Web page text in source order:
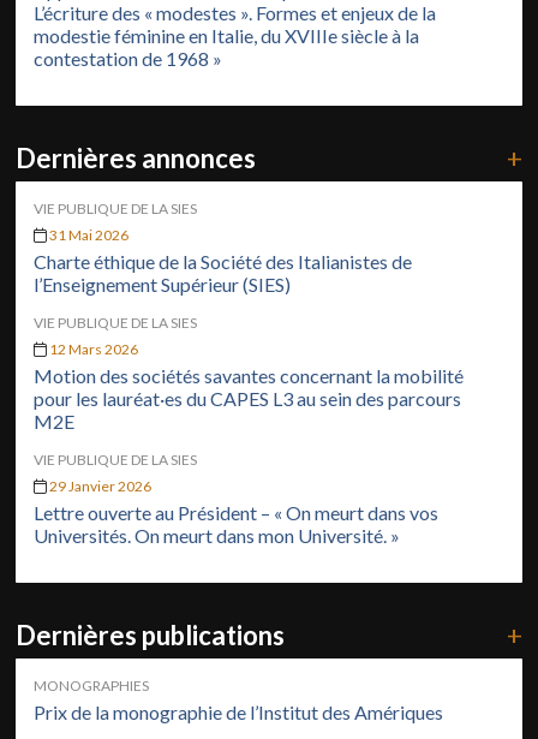
L’écriture des « modestes ». Formes et enjeux de la
modestie féminine en Italie, du XVIIIe siècle à la
contestation de 1968 »
Dernières annonces +
VIE PUBLIQUE DE LA SIES
31 Mai 2026
Charte éthique de la Société des Italianistes de
l’Enseignement Supérieur (SIES)
VIE PUBLIQUE DE LA SIES
12 Mars 2026
Motion des sociétés savantes concernant la mobilité
pour les lauréat·es du CAPES L3 au sein des parcours
M2E
VIE PUBLIQUE DE LA SIES
29 Janvier 2026
Lettre ouverte au Président – « On meurt dans vos
Universités. On meurt dans mon Université. »
Dernières publications +
MONOGRAPHIES
Prix de la monographie de l’Institut des Amériques